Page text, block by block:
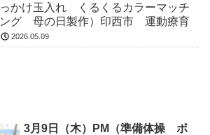
っかけ玉入れ くるくるカラーマッチ
ング 母の日製作）印西市 運動療育
2026.05.09
3月9日（木）PM（準備体操 ボ